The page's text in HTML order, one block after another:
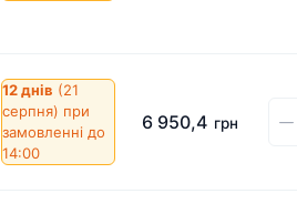
12 днів (21
серпня) при
замовленні до
14:00
6 950,4 грн